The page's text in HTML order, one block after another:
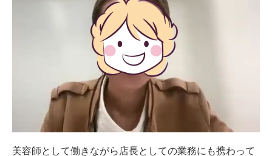
美容師として働きながら店長としての業務にも携わって